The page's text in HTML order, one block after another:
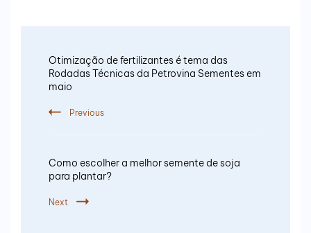
Otimização de fertilizantes é tema das
Rodadas Técnicas da Petrovina Sementes em
maio
Previous
Como escolher a melhor semente de soja
para plantar?
Next